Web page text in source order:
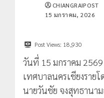
CHIANGRAIPOST
15 มกราคม, 2026
Post Views: 18,930
วันที่ 15 มกราคม 2569
เทศบาลนครเชียงรายโ
นายวันชัย จงสุทธานา